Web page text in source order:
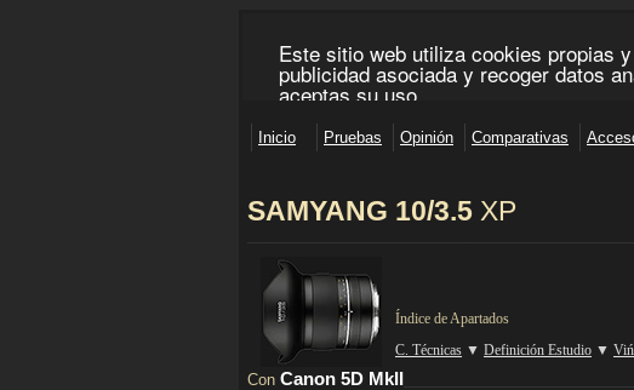
SAMYANG 10/3.5 XP
Índice de Apartados
C. Técnicas ▼ Definición Estudio ▼
Con Canon 5D MkII